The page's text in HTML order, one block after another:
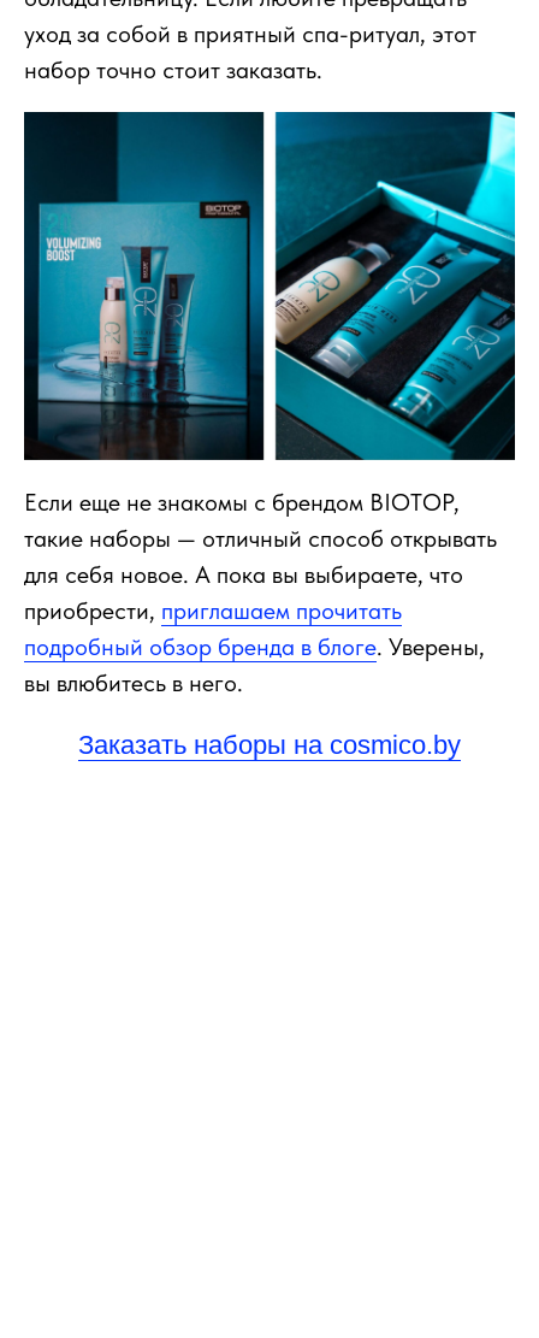
уход за собой в приятный спа-ритуал, этот
набор точно стоит заказать.
Если еще не знакомы с брендом BIOTOP,
такие наборы — отличный способ открывать
для себя новое. А пока вы выбираете, что
приобрести, приглашаем прочитать
подробный обзор бренда в блоге. Уверены,
вы влюбитесь в него.
Заказать наборы на cosmico.by